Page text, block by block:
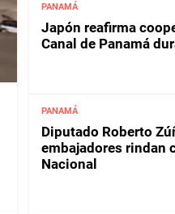
PANAMÁ
Japón reafirma
Canal de Panamá
PANAMÁ
Diputado Roberto
embajadores rindan
Nacional